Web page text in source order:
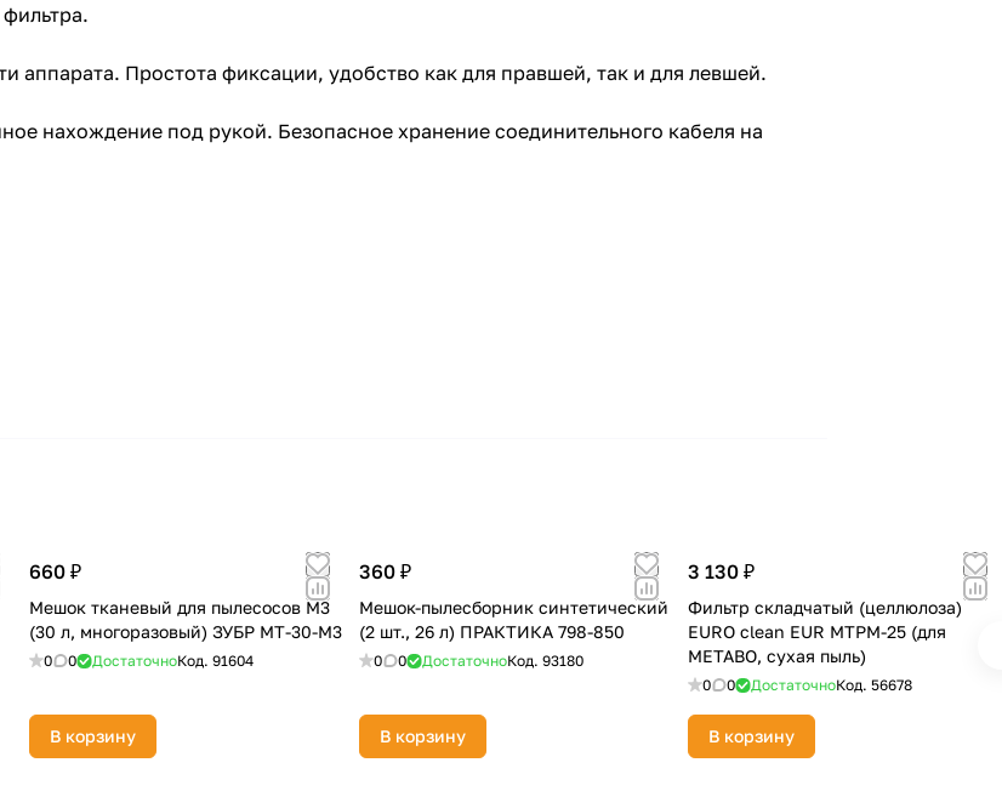
аппарата. Простота фиксации, удобство как для правшей, так и для левшей.
нахождение под рукой. Безопасное хранение соединительного кабеля на
660 ₽
Мешок тканевый для пылесосов М3
(30 л, многоразовый) ЗУБР МТ-30-М3
0 0 ДостаточноКод.91604
В корзину
360 ₽
Мешок-пылесборник синтетический
(2 шт., 26 л) ПРАКТИКА 798-850
0 0 ДостаточноКод. 93180
В корзину
3 130 ₽
Фильтр складчатый (целлюлоза)
EURO clean EUR MTPM-25 (для
METABO, сухая пыль)
0 0 ДостаточноКод. 56678
В корзину